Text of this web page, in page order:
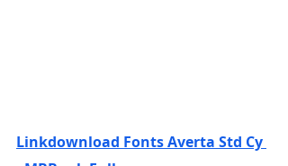
Linkdownload Fonts Averta Std Cy